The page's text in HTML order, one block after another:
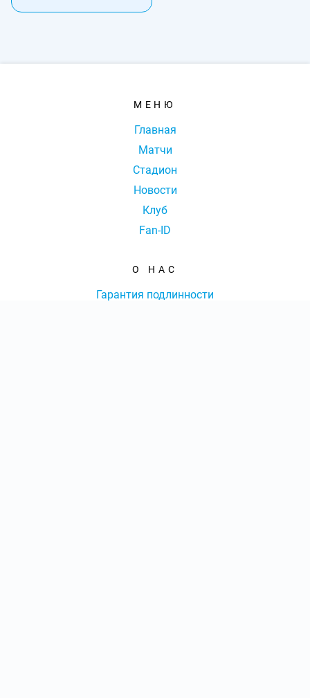
МЕНЮ
Главная
Матчи
Стадион
Новости
Клуб
Fan-ID
О НАС
Гарантия подлинности